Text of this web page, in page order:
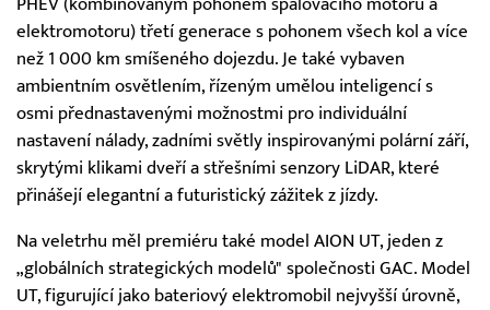
PHEV (kombinovaným pohonem spalovacího motoru a
elektromotoru) třetí generace s pohonem všech kol a více
než 1 000 km smíšeného dojezdu. Je také vybaven
ambientním osvětlením, řízeným umělou inteligencí s
osmi přednastavenými možnostmi pro individuální
nastavení nálady, zadními světly inspirovanými polární září,
skrytými klikami dveří a střešními senzory LiDAR, které
přinášejí elegantní a futuristický zážitek z jízdy.
Na veletrhu měl premiéru také model AION UT, jeden z
„globálních strategických modelů" společnosti GAC. Model
UT, figurující jako bateriový elektromobil nejvyšší úrovně,